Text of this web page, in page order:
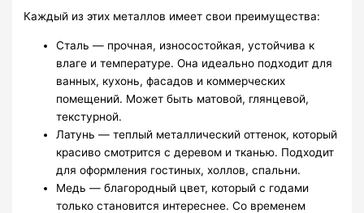
Каждый из этих металлов имеет свои преимущества:
Сталь — прочная, износостойкая, устойчива к
влаге и температуре. Она идеально подходит для
ванных, кухонь, фасадов и коммерческих
помещений. Может быть матовой, глянцевой,
текстурной.
Латунь — теплый металлический оттенок, который
красиво смотрится с деревом и тканью. Подходит
для оформления гостиных, холлов, спальни.
Медь — благородный цвет, который с годами
только становится интереснее. Со временем